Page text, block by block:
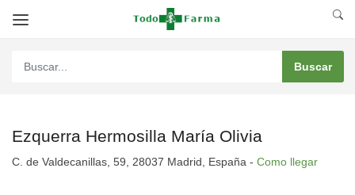
Ezquerra Hermosilla María Olivia
C. de Valdecanillas, 59, 28037 Madrid, España - Como llegar